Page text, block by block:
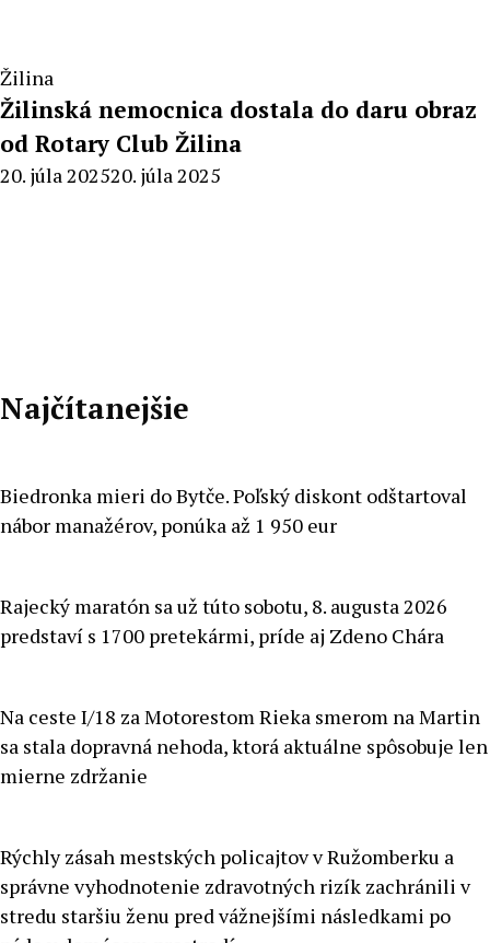
Žilina
Žilinská nemocnica dostala do daru obraz
od Rotary Club Žilina
By
20. júla 202520. júla 2025
Najčítanejšie
Biedronka mieri do Bytče. Poľský diskont odštartoval
nábor manažérov, ponúka až 1 950 eur
Rajecký maratón sa už túto sobotu, 8. augusta 2026
predstaví s 1700 pretekármi, príde aj Zdeno Chára
Na ceste I/18 za Motorestom Rieka smerom na Martin
sa stala dopravná nehoda, ktorá aktuálne spôsobuje len
mierne zdržanie
Rýchly zásah mestských policajtov v Ružomberku a
správne vyhodnotenie zdravotných rizík zachránili v
stredu staršiu ženu pred vážnejšími následkami po